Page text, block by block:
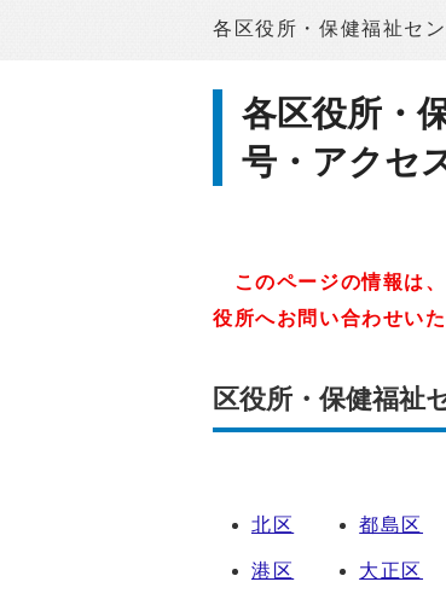
各区役所・保健福祉セ
各区役所・
号・アクセ
このページの情報は
役所へお問い合わせい
区役所・保健福祉
北区 都島区
港区 大正区